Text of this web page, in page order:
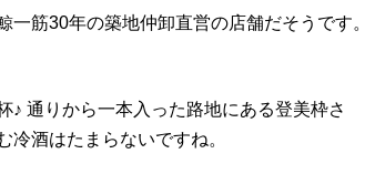
筋30年の築地仲卸直営の店舗だそうです。
通りから一本入った路地にある登美枠さ
冷酒はたまらないですね。